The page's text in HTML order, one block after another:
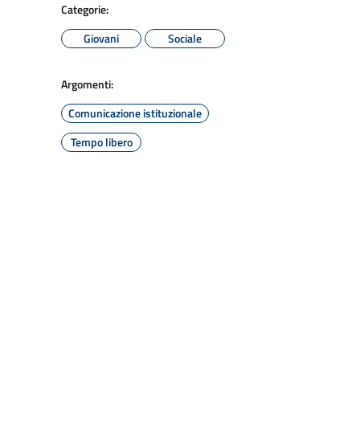
Categorie:
Giovani
Sociale
Argomenti:
Comunicazione istituzionale
Tempo libero